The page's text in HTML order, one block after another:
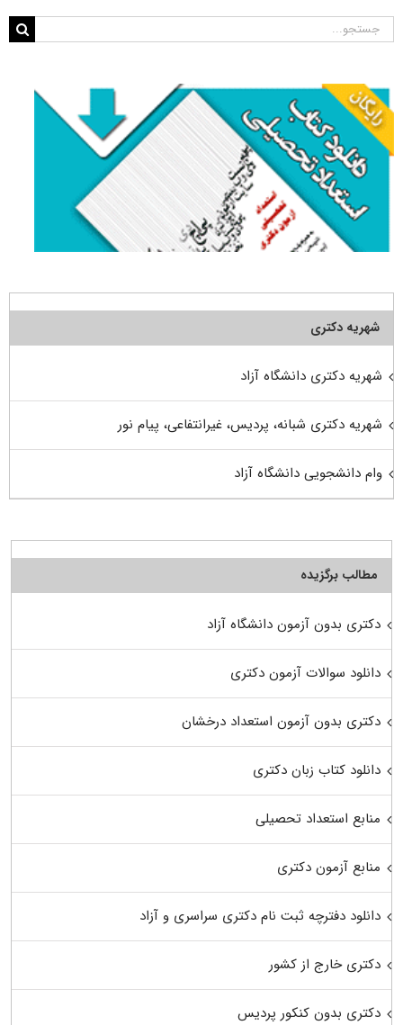
جستجو
شهریه دکتری
شهریه دکتری دانشگاه آزاد
شهریه دکتری شبانه، پردیس، غیرانتفاعی، پیام نور
وام دانشجویی دانشگاه آزاد
مطالب برگزیده
دکتری بدون آزمون دانشگاه آزاد
دانلود سوالات آزمون دکتری
دکتری بدون آزمون استعداد درخشان
دانلود کتاب زبان دکتری
منابع استعداد تحصیلی
منابع آزمون دکتری
دانلود دفترچه ثبت نام دکتری سراسری و آزاد
دکتری خارج از کشور
دکتری بدون کنکور پردیس